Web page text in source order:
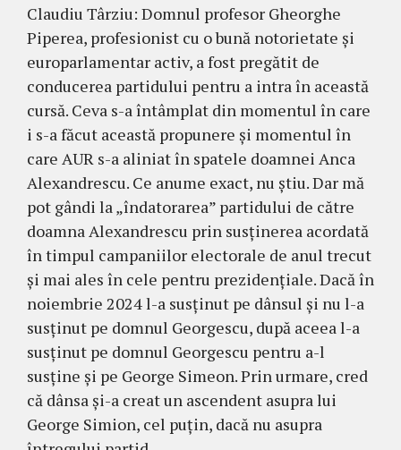
Claudiu Târziu: Domnul profesor Gheorghe
Piperea, profesionist cu o bună notorietate și
europarlamentar activ, a fost pregătit de
conducerea partidului pentru a intra în această
cursă. Ceva s-a întâmplat din momentul în care
i s-a făcut această propunere și momentul în
care AUR s-a aliniat în spatele doamnei Anca
Alexandrescu. Ce anume exact, nu știu. Dar mă
pot gândi la „îndatorarea” partidului de către
doamna Alexandrescu prin susținerea acordată
în timpul campaniilor electorale de anul trecut
și mai ales în cele pentru prezidențiale. Dacă în
noiembrie 2024 l-a susținut pe dânsul și nu l-a
susținut pe domnul Georgescu, după aceea l-a
susținut pe domnul Georgescu pentru a-l
susține și pe George Simeon. Prin urmare, cred
că dânsa și-a creat un ascendent asupra lui
George Simion, cel puțin, dacă nu asupra